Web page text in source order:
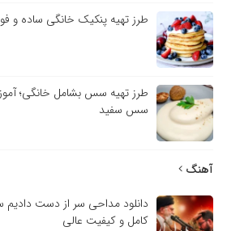
طرز تهیه پنکیک خانگی ساده و فوری؛
طرز تهیه سس بشامل خانگی؛
سس سفید
آهنگ
دانلود مداحی سر از دست
کامل و کیفیت عالی